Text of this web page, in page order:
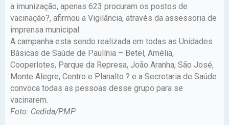
a imunização, apenas 623 procuram os postos de
vacinação?, afirmou a Vigilância, através da assessoria de
imprensa municipal.
A campanha esta sendo realizada em todas as Unidades
Básicas de Saúde de Paulínia – Betel, Amélia,
Cooperlotes, Parque da Represa, João Aranha, São José,
Monte Alegre, Centro e Planalto ? e a Secretaria de Saúde
convoca todas as pessoas desse grupo para se
vacinarem.
Foto: Cedida/PMP